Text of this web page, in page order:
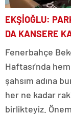
EKŞİOĞLU:
DA KANSERE
Fenerbahçe
Haftası’nda
şahsım adına
her ne kadar
birlikteyiz.